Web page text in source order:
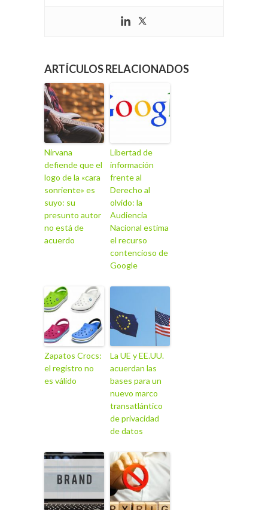
ARTÍCULOS RELACIONADOS
Nirvana
defiende que el
logo de la «cara
sonriente» es
suyo: su
presunto autor
no está de
acuerdo
Libertad de
información
frente al
Derecho al
olvido: la
Audiencia
Nacional estima
el recurso
contencioso de
Google
Zapatos Crocs:
el registro no
es válido
La UE y EE.UU.
acuerdan las
bases para un
nuevo marco
transatlántico
de privacidad
de datos